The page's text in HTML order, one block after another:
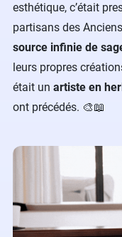
esthétique, c’était
partisans des
source infinie de
leurs propres
était un artiste en
ont précédés. 🎨📖